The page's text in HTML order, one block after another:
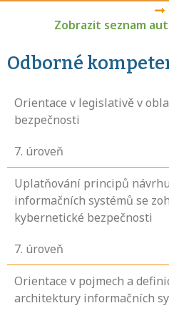
Zobrazit seznam
Odborné
Orientace v legislativě v
bezpečnosti
7. úroveň
Uplatňování principů
informačních systémů se
kybernetické bezpečnosti
7. úroveň
Orientace v pojmech a
architektury informačních